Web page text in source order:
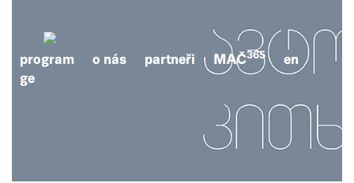
program o nás partneři MAČ365
en
ge